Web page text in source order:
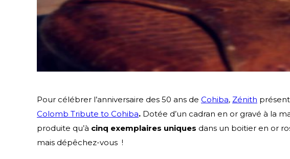
Pour célébrer l’anniversaire des 50 ans de Cohiba, Zénith
Colomb Tribute to Cohiba. Dotée d’un cadran en or gravé à la
produite qu’à cinq exemplaires uniques dans un boitier en or
mais dépêchez-vous !